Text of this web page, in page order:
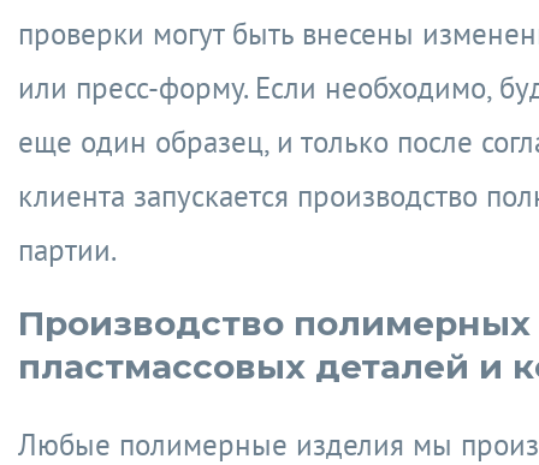
проверки могут быть внесены
или пресс-форму. Если необходимо,
еще один образец, и только после
клиента запускается производство
партии.
Производство полимерных
пластмассовых деталей и
Любые полимерные изделия мы